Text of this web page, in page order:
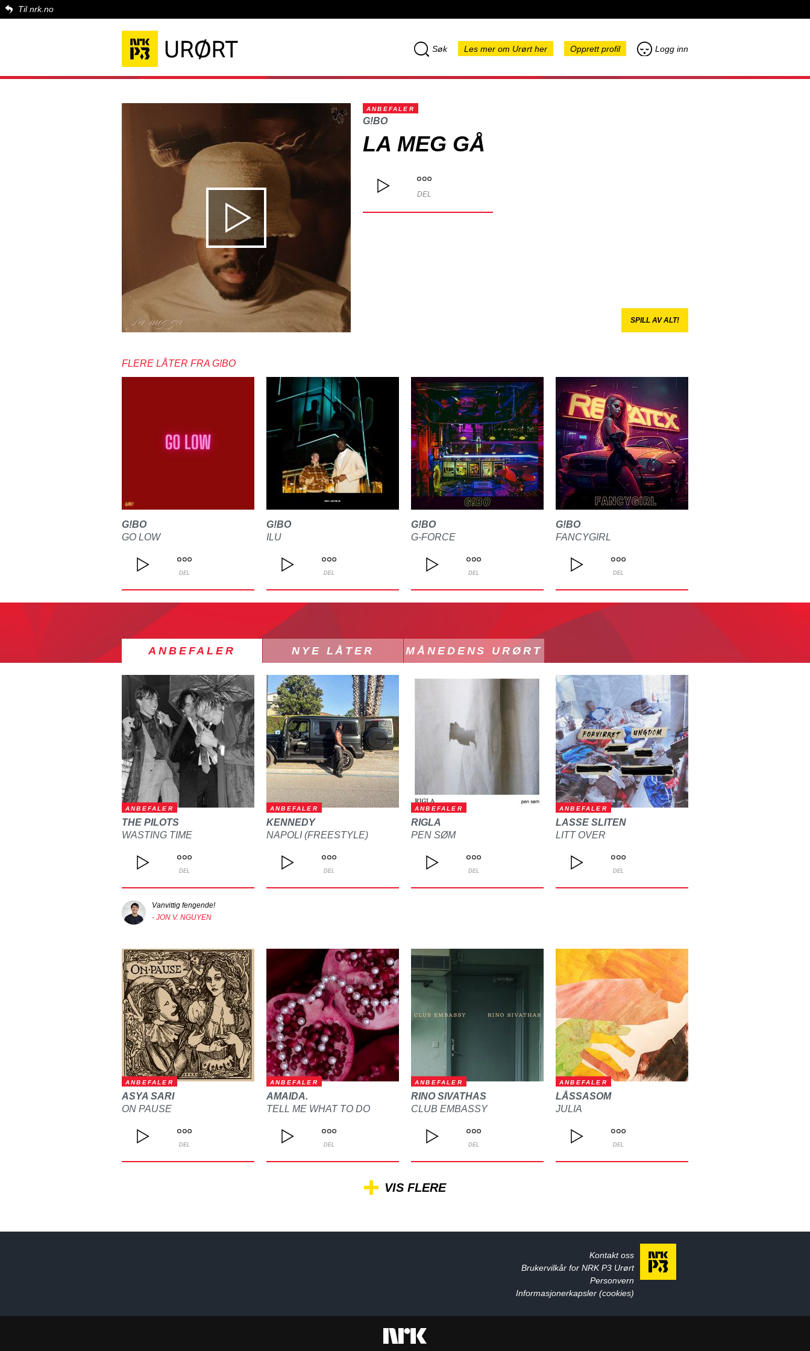
Til nrk.no
Søk Les mer om Urørt her Opprett profil Logg inn
ANBEFALER
G!BO
LA MEG GÅ
DEL
SPILL AV ALT!
FLERE LÅTER FRA G!BO
G!BO
GO LOW
DEL
G!BO
ILU
DEL
G!BO
G-FORCE
DEL
G!BO
FANCYGIRL
DEL
ANBEFALER NYE LÅTER MÅNEDENS URØRT
ANBEFALER
THE PILOTS
WASTING TIME
DEL
Vanvittig fengende!
- JON V. NGUYEN
ANBEFALER
KENNEDY
NAPOLI (FREESTYLE)
DEL
ANBEFALER
RIGLA
PEN SØM
DEL
ANBEFALER
LASSE SLITEN
LITT OVER
DEL
ANBEFALER
ASYA SARI
ON PAUSE
DEL
ANBEFALER
AMAIDA.
TELL ME WHAT TO DO
DEL
ANBEFALER
RINO SIVATHAS
CLUB EMBASSY
DEL
ANBEFALER
LÅSSASOM
JULIA
DEL
VIS FLERE
Kontakt oss
Brukervilkår for NRK P3 Urørt
Personvern
Informasjonerkapsler (cookies)